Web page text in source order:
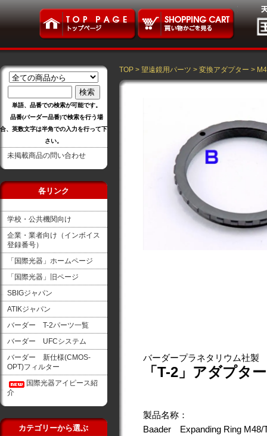
単語、品番での検索が可能です。
品番(バーダー品番)で検索を行う場
合、英数文字は半角での入力を行って下
さい。
未掲載商品の問い合わせ
各リンク
学校・公共機関向け
企業・業者向け（インボイス
登録番号）
「国際光器」ホームページ
「国際光器」旧ページ
SBIGジャパン
ATIKジャパン
バーダー T-2パーツ一覧
バーダー UFCシステム
バーダー 新仕様(CMOS-
OPT)フィルター
国際光器アイピース紹
介
カテゴリーから選ぶ
TOP > 望遠鏡用パーツ > 変換アダプター >
バーダープラネタリウム社製
「T-2」アダプタ
製品名称：
Baader Expanding Ring M48/